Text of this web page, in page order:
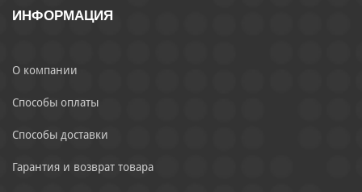
ИНФОРМАЦИЯ
О компании
Способы оплаты
Способы доставки
Гарантия и возврат товара